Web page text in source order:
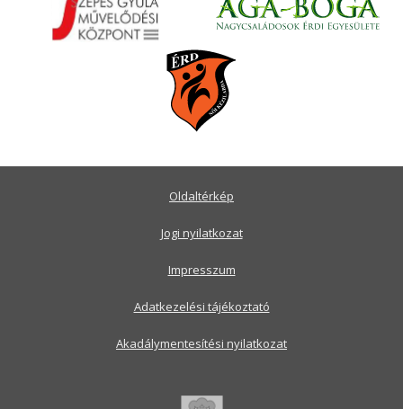
Oldaltérkép
Jogi nyilatkozat
Impresszum
Adatkezelési tájékoztató
Akadálymentesítési nyilatkozat